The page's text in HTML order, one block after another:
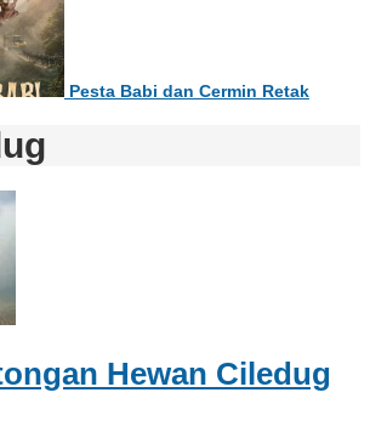
Pesta Babi dan Cermin Retak
Hewan Ciledug